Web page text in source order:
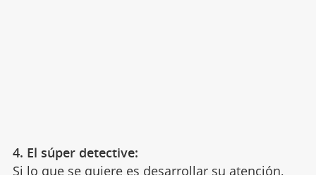
4. El súper detective:
Si lo que se quiere es desarrollar su atención,